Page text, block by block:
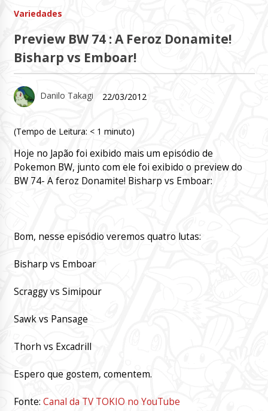
Variedades
Preview BW 74 : A Feroz Donamite!
Bisharp vs Emboar!
Danilo Takagi 22/03/2012
(Tempo de Leitura: < 1 minuto)
Hoje no Japão foi exibido mais um episódio de
Pokemon BW, junto com ele foi exibido o preview do
BW 74- A feroz Donamite! Bisharp vs Emboar:
Bom, nesse episódio veremos quatro lutas:
Bisharp vs Emboar
Scraggy vs Simipour
Sawk vs Pansage
Thorh vs Excadrill
Espero que gostem, comentem.
Fonte: Canal da TV TOKIO no YouTube